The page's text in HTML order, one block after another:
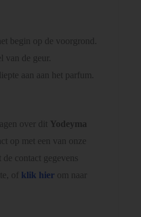
begin op de voorgrond.
de geur.
aan aan het parfum.
over dit Yodeyma
op met een van onze
contact gegevens
of klik hier om naar